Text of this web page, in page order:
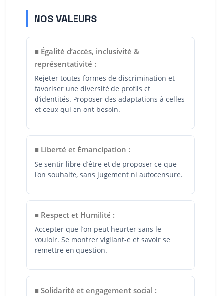
NOS VALEURS
■ Égalité d’accès, inclusivité &
représentativité :
Rejeter toutes formes de discrimination et
favoriser une diversité de profils et
d’identités. Proposer des adaptations à celles
et ceux qui en ont besoin.
■ Liberté et Émancipation :
Se sentir libre d’être et de proposer ce que
l’on souhaite, sans jugement ni autocensure.
■ Respect et Humilité :
Accepter que l’on peut heurter sans le
vouloir. Se montrer vigilant-e et savoir se
remettre en question.
■ Solidarité et engagement social :